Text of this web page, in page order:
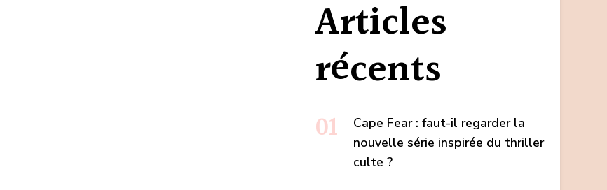
Articles
récents
Cape Fear : faut-il regarder la
nouvelle série inspirée du thriller
culte ?